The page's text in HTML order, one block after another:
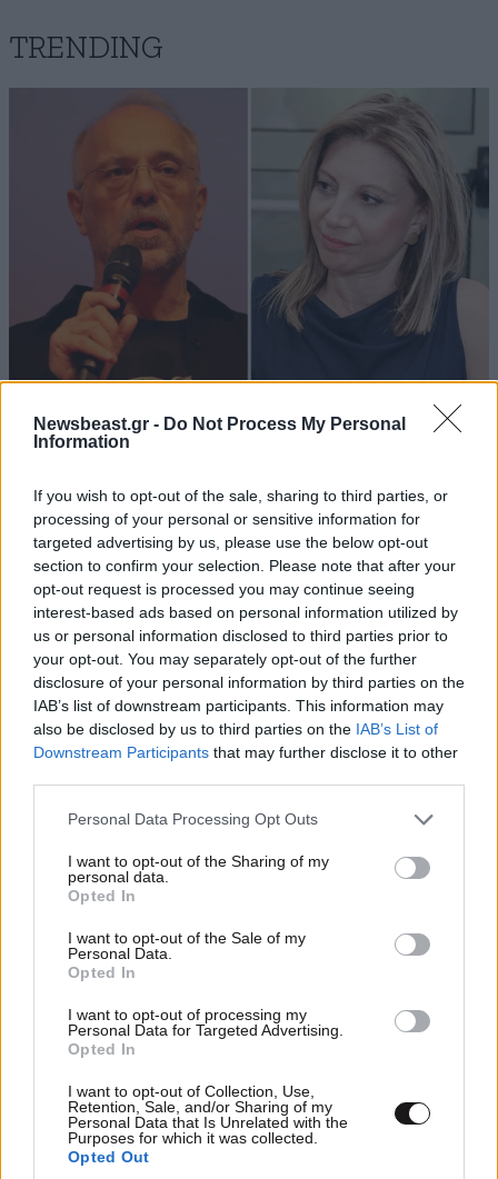
Newsbeast.gr - Do Not Process My Personal
Information
If you wish to opt-out of the sale, sharing to third parties, or
processing of your personal or sensitive information for
targeted advertising by us, please use the below opt-out
section to confirm your selection. Please note that after your
opt-out request is processed you may continue seeing
interest-based ads based on personal information utilized by
us or personal information disclosed to third parties prior to
your opt-out. You may separately opt-out of the further
disclosure of your personal information by third parties on the
IAB’s list of downstream participants. This information may
also be disclosed by us to third parties on the IAB’s List of
Downstream Participants that may further disclose it to other
Please note that this website/app uses one or more Google
not limited to your visit or usage behaviour. You may click to
grant or deny consent to Google and its third-party tags to
use your data for below specified purposes in below Google
consent section.
Personal Data Processing Opt Outs
I want to opt-out of the Sharing of my
personal data.
Opted In
I want to opt-out of the Sale of my
Personal Data.
Opted In
I want to opt-out of processing my
Personal Data for Targeted Advertising.
Opted In
I want to opt-out of Collection, Use,
Retention, Sale, and/or Sharing of my
Personal Data that Is Unrelated with the
Purposes for which it was collected.
Opted Out
TRENDING
ΠΟΛΙΤΙΚΗ 07·08·2026 20:19
Θανάσης Αυγερινός για Καρυστιανού-Γρατσία:
ανεπίδεκτες μαθήσεως»